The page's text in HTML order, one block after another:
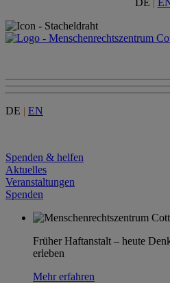
DE |
DE | EN
Spenden & helfen
Aktuelles
Veranstaltungen
Spenden
Früher Haftanstalt – heute
erleben
Mehr erfahren